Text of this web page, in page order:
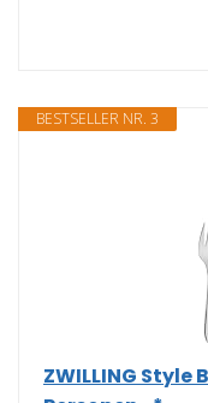
BESTSELLER NR. 3
ZWILLING Style